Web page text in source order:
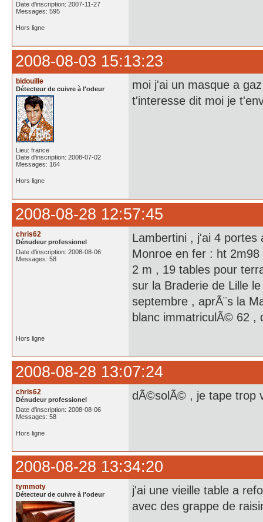
Date d'inscription: 2007-11-27
Messages: 595
Hors ligne
2008-08-03 15:13:23
bidouille
Détecteur de cuivre à l'odeur
Lieu: france
Date d'inscription: 2008-07-02
Messages: 164
moi j'ai un masque a
t'interesse dit moi je
Hors ligne
2008-08-28 12:57:45
chris62
Dénudeur professionel
Date d'inscription: 2008-08-06
Messages: 58
Lambertini , j'ai 4 portes
Monroe en fer : ht 2m98
2 m , 19 tables pour
sur la Braderie de Lille
septembre , aprÃ¨s la
blanc immatriculÃ© 62 ,
Hors ligne
2008-08-28 13:07:24
chris62
Dénudeur professionel
Date d'inscription: 2008-08-06
Messages: 58
dÃ©solÃ© , je tape trop
Hors ligne
2008-08-28 13:34:20
tymmoty
Détecteur de cuivre à l'odeur
j'ai une vieille table a
avec des grappe de